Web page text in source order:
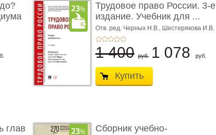
Трудовое право России. 3-е
издание. Учебник для ...
Отв. ред. Черных Н.В., Шестерякова И.В.
1 400 руб. 1 078 руб.
Купить
глав
Сборник учебно-